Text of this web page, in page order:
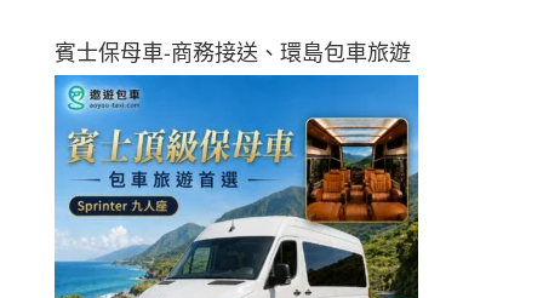
賓士保母車-商務接送、環島包車旅遊